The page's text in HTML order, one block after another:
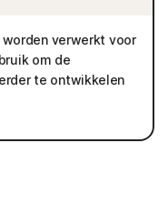
worden verwerkt voor
om de
te ontwikkelen